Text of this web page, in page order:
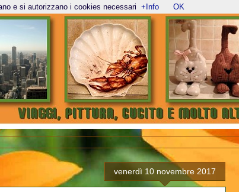
venerdì 10 novembre 2017
e si autorizzano i cookies necessari +Info OK